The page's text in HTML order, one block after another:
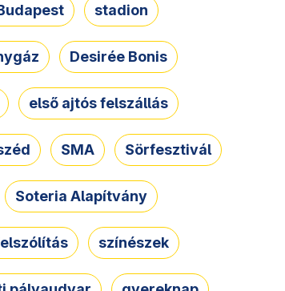
stadion
Desirée Bonis
első ajtós felszállás
SMA Sörfesztivál
Soteria Alapítvány
színészek